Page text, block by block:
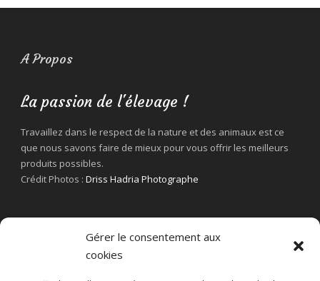
Gérer le consentement aux
cookies
A Propos
La passion de l'élevage !
Travaillez dans le respect de la nature et des animaux est ce
que nous savons faire de mieux pour vous offrir les meilleurs
produits possibles.
Crédit Photos : Driss Hadria Photographe